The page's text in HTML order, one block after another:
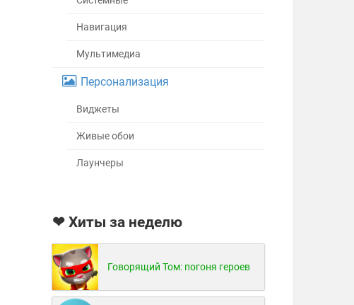
Навигация
Мультимедиа
Персонализация
Виджеты
Живые обои
Лаунчеры
❤ Хиты за неделю
Говорящий Том: погоня героев